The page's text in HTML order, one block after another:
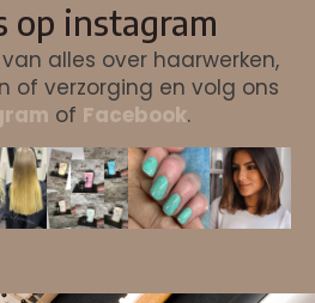
op instagram
alles over haarwerken,
of verzorging en volg ons
of Facebook.